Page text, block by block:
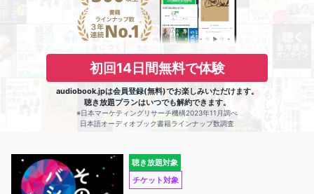
初回14日間無料で体験
audiobook.jpは会員登録(無料)でお楽しみいただけます。
聴き放題プランはいつでも解約できます。
※日本マーケティングリサーチ機構2023年11月調べ
日本語オーディオブック書籍ラインナップ数調査
聴き放題対象
チケット対象